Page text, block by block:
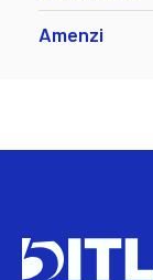
Amenzi